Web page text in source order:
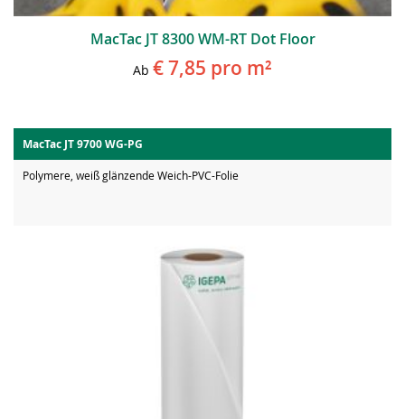
MacTac JT 8300 WM-RT Dot Floor
Ab € 7,85 pro m²
MacTac JT 9700 WG-PG
Polymere, weiß glänzende Weich-PVC-Folie